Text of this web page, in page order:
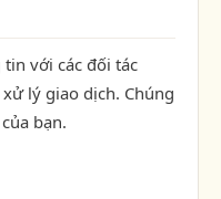
với các đối tác
lý giao dịch. Chúng
bạn.